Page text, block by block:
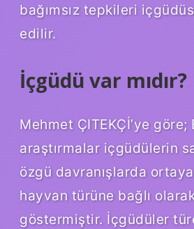
bağımsız tepkileri
edilir.
İçgüdü var mıdır?
Mehmet ÇITEKÇİ’ye
araştırmalar içgüdülerin
özgü davranışlarda ortaya
hayvan türüne bağlı
göstermiştir. İçgüdüler